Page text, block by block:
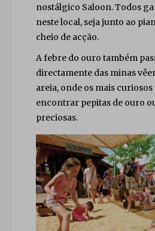
nostálgico Saloon. Todos
neste local, seja junto ao
cheio de acção.
A febre do ouro também
directamente das minas
areia, onde os mais
encontrar pepitas de ouro
preciosas.